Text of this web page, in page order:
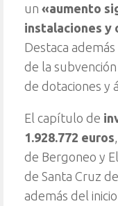
un «aumento
instalaciones y
Destaca
de la
de dotaciones y
El capítulo de
1.928.772 euros
de Bergoneo y
de Santa Cruz
además del